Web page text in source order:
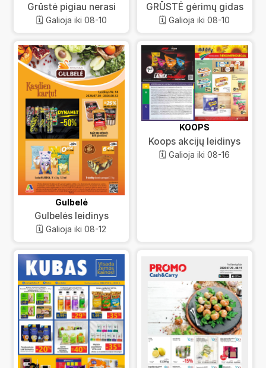
Grūstė pigiau nerasi
🗓️ Galioja iki 08-10
GRŪSTĖ gėrimų gidas
🗓️ Galioja iki 08-10
Gulbelė
Gulbelės leidinys
🗓️ Galioja iki 08-12
KOOPS
Koops akcijų leidinys
🗓️ Galioja iki 08-16